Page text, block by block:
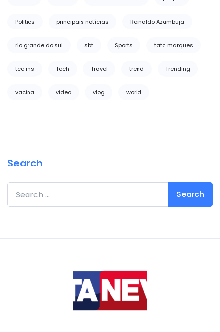
Politics principais notícias Reinaldo Azambuja
rio grande do sul sbt Sports tata marques
tce ms Tech Travel trend Trending
vacina video vlog world
Search
Search for: